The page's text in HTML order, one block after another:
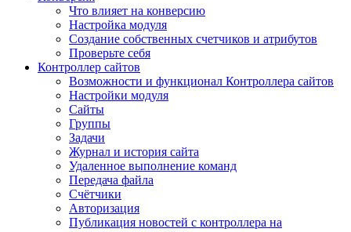
Что влияет на конверсию
Настройка модуля
Создание собственных счетчиков и атрибутов
Проверьте себя
Контроллер сайтов
Возможности и функционал Контроллера сайтов
Настройки модуля
Сайты
Группы
Задачи
Журнал и история сайта
Удаленное выполнение команд
Передача файла
Счётчики
Авторизация
Публикация новостей с контроллера на